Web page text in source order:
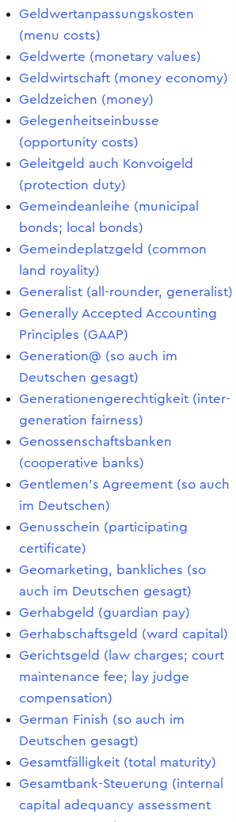
Geldwertanpassungskosten
(menu costs)
Geldwerte (monetary values)
Geldwirtschaft (money economy)
Geldzeichen (money)
Gelegenheitseinbusse
(opportunity costs)
Geleitgeld auch Konvoigeld
(protection duty)
Gemeindeanleihe (municipal
bonds; local bonds)
Gemeindeplatzgeld (common
land royality)
Generalist (all-rounder, generalist)
Generally Accepted Accounting
Principles (GAAP)
Generation@ (so auch im
Deutschen gesagt)
Generationengerechtigkeit (inter-
generation fairness)
Genossenschaftsbanken
(cooperative banks)
Gentlemen's Agreement (so auch
im Deutschen)
Genusschein (participating
certificate)
Geomarketing, bankliches (so
auch im Deutschen gesagt)
Gerhabgeld (guardian pay)
Gerhabschaftsgeld (ward capital)
Gerichtsgeld (law charges; court
maintenance fee; lay judge
compensation)
German Finish (so auch im
Deutschen gesagt)
Gesamtfälligkeit (total maturity)
Gesamtbank-Steuerung (internal
capital adequancy assessment